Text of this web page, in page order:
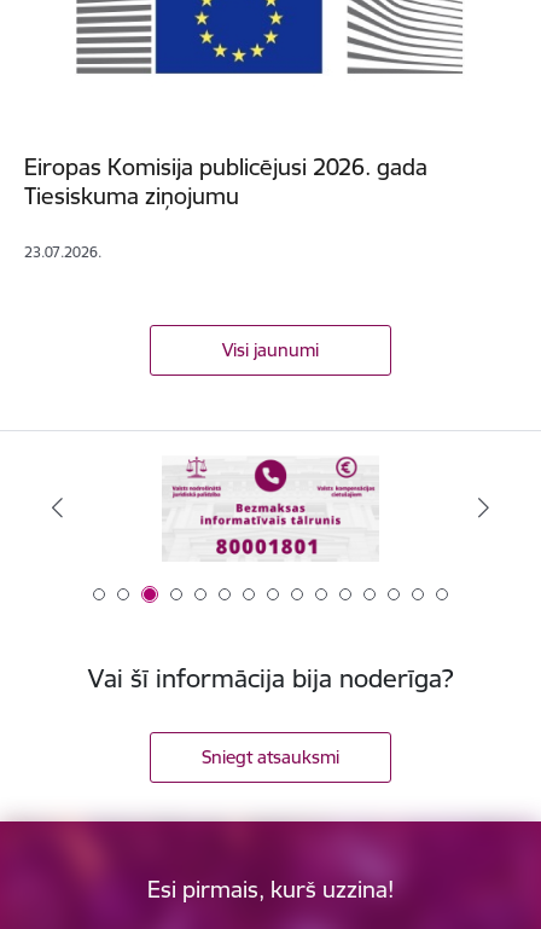
Eiropas Komisija publicējusi 2026. gada
Tiesiskuma ziņojumu
23.07.2026.
Visi jaunumi
Vai šī informācija bija noderīga?
Sniegt atsauksmi
Esi pirmais, kurš uzzina!